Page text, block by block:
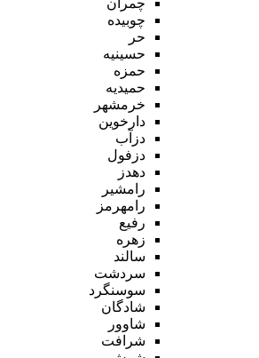
چوبیده
حر
حسینیه
حمزه
حمیدیه
خرمشهر
دارخوین
دزآب
دزفول
دهدز
رامشیر
رامهرمز
رفیع
زهره
سالند
سردشت
سوسنگرد
شادگان
شاوور
شرافت